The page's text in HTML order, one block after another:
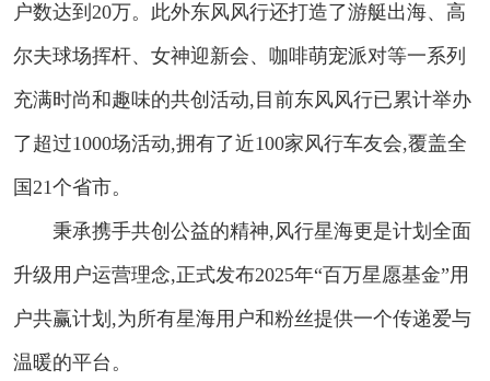
户数达到20万。此外东风风行还打造了游艇出海、高
尔夫球场挥杆、女神迎新会、咖啡萌宠派对等一系列
充满时尚和趣味的共创活动,目前东风风行已累计举办
了超过1000场活动,拥有了近100家风行车友会,覆盖全
国21个省市。
秉承携手共创公益的精神,风行星海更是计划全面
升级用户运营理念,正式发布2025年“百万星愿基金”用
户共赢计划,为所有星海用户和粉丝提供一个传递爱与
温暖的平台。